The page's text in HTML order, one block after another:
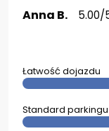
Anna B. 5.00/
Łatwość dojazdu
Standard parkingu